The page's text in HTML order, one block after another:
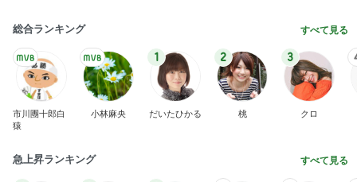
総合ランキング すべて見る
市川團十郎白
猿
小林麻央
1
だいたひかる
2
桃
3
クロ
急上昇ランキング すべて見る